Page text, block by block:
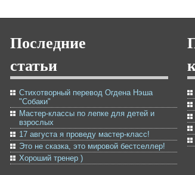
Последние
статьи
Стихотворный перевод Огдена Нэша
"Собаки"
Мастер-классы по лепке для детей и
взрослых
17 августа я проведу мастер-класс!
Это не сказка, это мировой бестселлер!
Хороший тренер )